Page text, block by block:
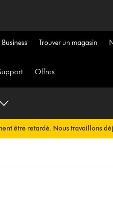
Business Trouver un magasin
Offres
être retardé. Nous travaillons
les plus brefs délais.